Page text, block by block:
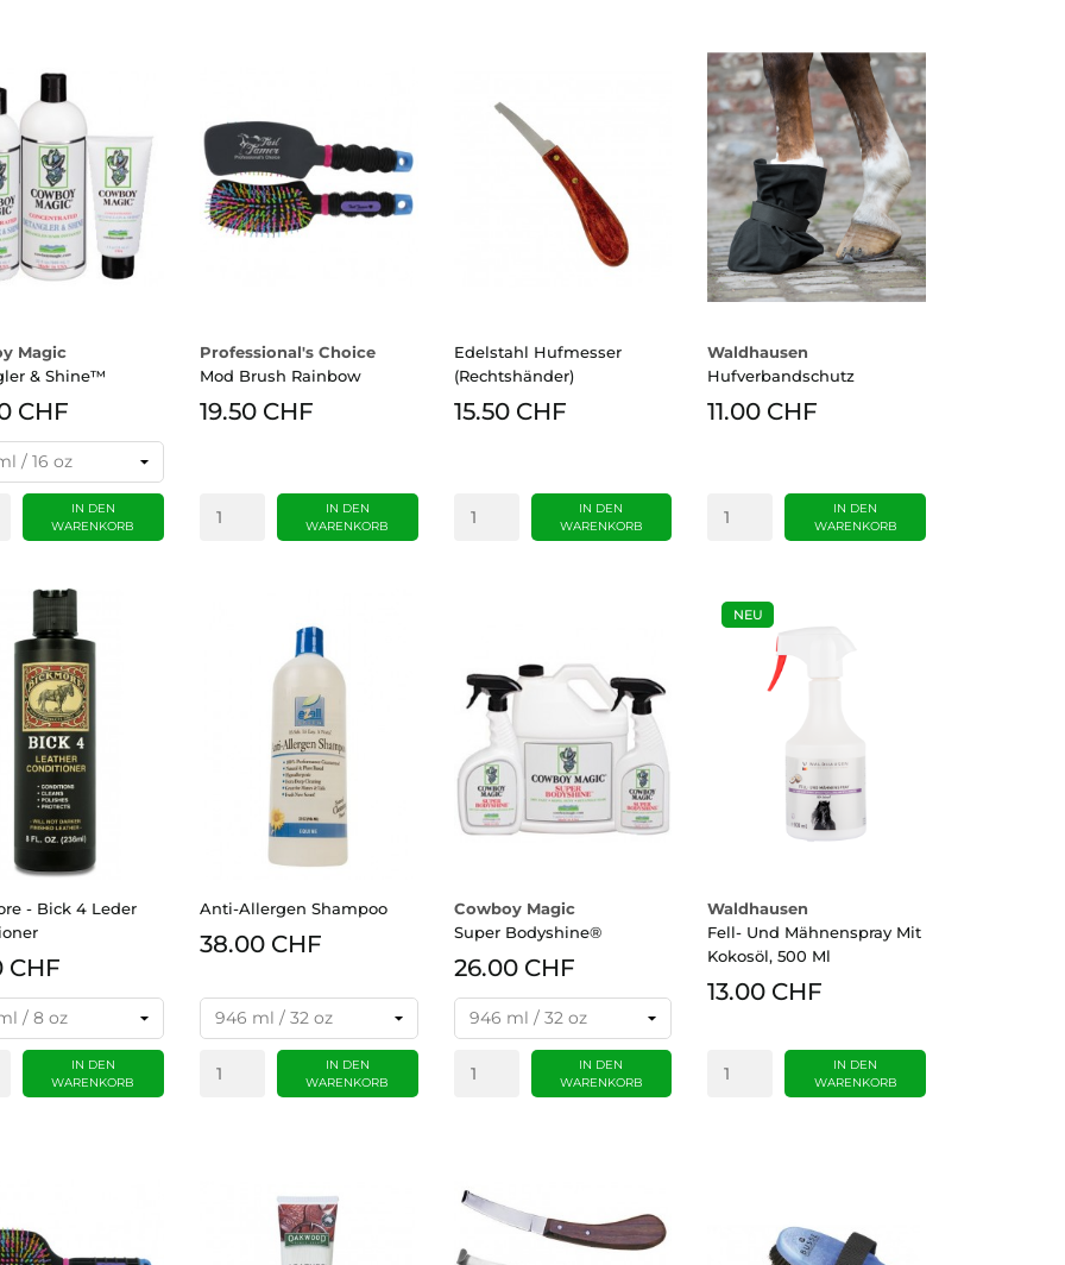
Magic
& Shine™
CHF
IN DEN
WARENKORB
Professional's Choice
Mod Brush Rainbow
19.50 CHF
IN DEN
WARENKORB
Edelstahl Hufmesser
(Rechtshänder)
15.50 CHF
IN DEN
WARENKORB
Waldhausen
Hufverbandschutz
11.00 CHF
IN DEN
WARENKORB
- Bick 4 Leder
CHF
IN DEN
WARENKORB
Anti-Allergen Shampoo
38.00 CHF
IN DEN
WARENKORB
Cowboy Magic
Super Bodyshine®
26.00 CHF
IN DEN
WARENKORB
Waldhausen
Fell- Und Mähnenspray Mit
Kokosöl, 500 Ml
13.00 CHF
IN DEN
WARENKORB
NEU